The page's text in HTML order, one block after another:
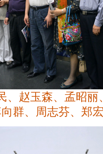
、赵玉森、孟昭
群、周志芬、郑